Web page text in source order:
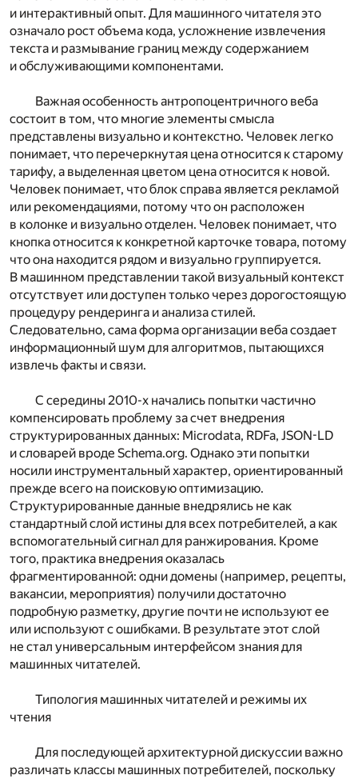
и интерактивный опыт. Для машинного читателя это
означало рост объема кода, усложнение извлечения
текста и размывание границ между содержанием
и обслуживающими компонентами.
Важная особенность антропоцентричного веба
состоит в том, что многие элементы смысла
представлены визуально и контекстно. Человек легко
понимает, что перечеркнутая цена относится к старому
тарифу, а выделенная цветом цена относится к новой.
Человек понимает, что блок справа является рекламой
или рекомендациями, потому что он расположен
в колонке и визуально отделен. Человек понимает, что
кнопка относится к конкретной карточке товара, потому
что она находится рядом и визуально группируется.
В машинном представлении такой визуальный контекст
отсутствует или доступен только через дорогостоящую
процедуру рендеринга и анализа стилей.
Следовательно, сама форма организации веба создает
информационный шум для алгоритмов, пытающихся
извлечь факты и связи.
С середины 2010-х начались попытки частично
компенсировать проблему за счет внедрения
структурированных данных: Microdata, RDFa, JSON-LD
и словарей вроде Schema.org. Однако эти попытки
носили инструментальный характер, ориентированный
прежде всего на поисковую оптимизацию.
Структурированные данные внедрялись не как
стандартный слой истины для всех потребителей, а как
вспомогательный сигнал для ранжирования. Кроме
того, практика внедрения оказалась
фрагментированной: одни домены (например, рецепты,
вакансии, мероприятия) получили достаточно
подробную разметку, другие почти не используют ее
или используют с ошибками. В результате этот слой
не стал универсальным интерфейсом знания для
машинных читателей.
Типология машинных читателей и режимы их
чтения
Для последующей архитектурной дискуссии важно
различать классы машинных потребителей, поскольку